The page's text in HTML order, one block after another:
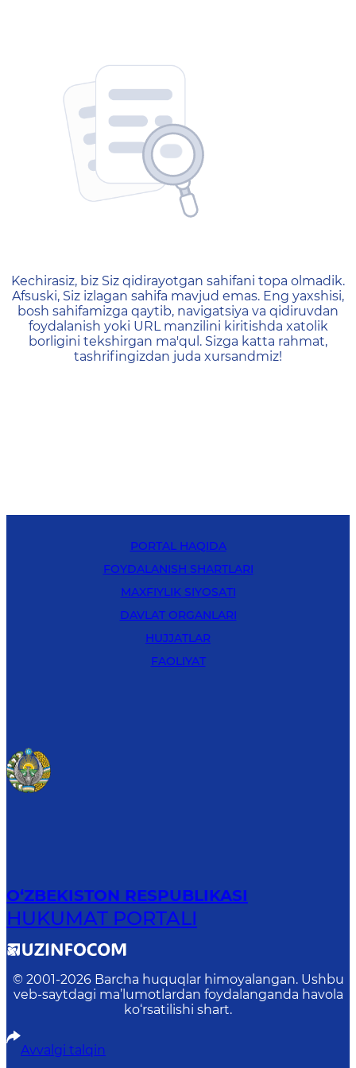
404 — Страница не
Kechirasiz, biz Siz qidirayotgan sahifani topa olmadik.
Afsuski, Siz izlagan sahifa mavjud emas. Eng yaxshisi,
bosh sahifamizga qaytib, navigatsiya va qidiruvdan
foydalanish yoki URL manzilini kiritishda xatolik
borligini tekshirgan ma'qul. Sizga katta rahmat,
tashrifingizdan juda xursandmiz!
PORTAL HAQIDA
FOYDALANISH SHARTLARI
MAXFIYLIK SIYOSATI
DAVLAT ORGANLARI
HUJJATLAR
FAOLIYAT
O‘ZBEKISTON RESPUBLIKASI
HUKUMAT PORTALI
© 2001-2026 Barcha huquqlar himoyalangan. Ushbu
veb-saytdagi ma’lumotlardan foydalanganda havola
ko‘rsatilishi shart.
Avvalgi talqin